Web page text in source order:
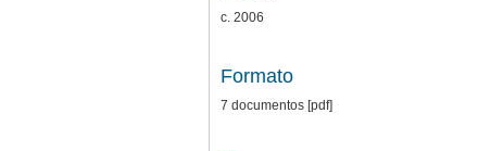
c. 2006
Formato
7 documentos [pdf]